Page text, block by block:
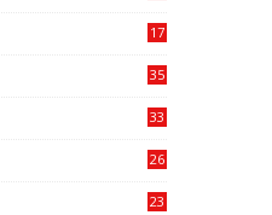
17
35
33
26
23